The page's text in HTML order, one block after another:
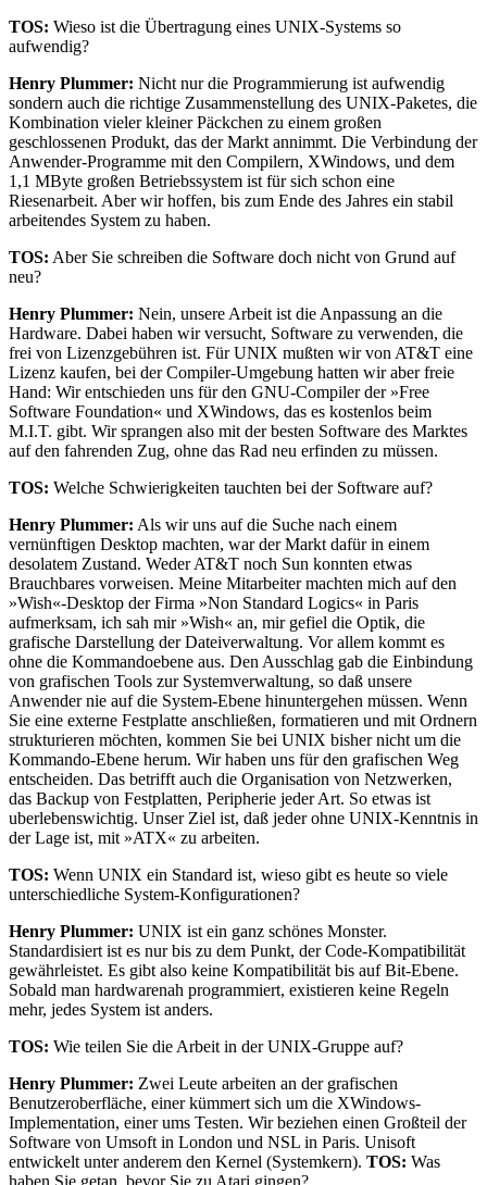
TOS: Wieso ist die Übertragung eines UNIX-Systems so
aufwendig?
Henry Plummer: Nicht nur die Programmierung ist aufwendig
sondern auch die richtige Zusammenstellung des UNIX-Paketes, die
Kombination vieler kleiner Päckchen zu einem großen
geschlossenen Produkt, das der Markt annimmt. Die Verbindung der
Anwender-Programme mit den Compilern, XWindows, und dem
1,1 MByte großen Betriebssystem ist für sich schon eine
Riesenarbeit. Aber wir hoffen, bis zum Ende des Jahres ein stabil
arbeitendes System zu haben.
TOS: Aber Sie schreiben die Software doch nicht von Grund auf
neu?
Henry Plummer: Nein, unsere Arbeit ist die Anpassung an die
Hardware. Dabei haben wir versucht, Software zu verwenden, die
frei von Lizenzgebühren ist. Für UNIX mußten wir von AT&T eine
Lizenz kaufen, bei der Compiler-Umgebung hatten wir aber freie
Hand: Wir entschieden uns für den GNU-Compiler der »Free
Software Foundation« und XWindows, das es kostenlos beim
M.I.T. gibt. Wir sprangen also mit der besten Software des Marktes
auf den fahrenden Zug, ohne das Rad neu erfinden zu müssen.
TOS: Welche Schwierigkeiten tauchten bei der Software auf?
Henry Plummer: Als wir uns auf die Suche nach einem
vernünftigen Desktop machten, war der Markt dafür in einem
desolatem Zustand. Weder AT&T noch Sun konnten etwas
Brauchbares vorweisen. Meine Mitarbeiter machten mich auf den
»Wish«-Desktop der Firma »Non Standard Logics« in Paris
aufmerksam, ich sah mir »Wish« an, mir gefiel die Optik, die
grafische Darstellung der Dateiverwaltung. Vor allem kommt es
ohne die Kommandoebene aus. Den Ausschlag gab die Einbindung
von grafischen Tools zur Systemverwaltung, so daß unsere
Anwender nie auf die System-Ebene hinuntergehen müssen. Wenn
Sie eine externe Festplatte anschließen, formatieren und mit Ordnern
strukturieren möchten, kommen Sie bei UNIX bisher nicht um die
Kommando-Ebene herum. Wir haben uns für den grafischen Weg
entscheiden. Das betrifft auch die Organisation von Netzwerken,
das Backup von Festplatten, Peripherie jeder Art. So etwas ist
uberlebenswichtig. Unser Ziel ist, daß jeder ohne UNIX-Kenntnis in
der Lage ist, mit »ATX« zu arbeiten.
TOS: Wenn UNIX ein Standard ist, wieso gibt es heute so viele
unterschiedliche System-Konfigurationen?
Henry Plummer: UNIX ist ein ganz schönes Monster.
Standardisiert ist es nur bis zu dem Punkt, der Code-Kompatibilität
gewährleistet. Es gibt also keine Kompatibilität bis auf Bit-Ebene.
Sobald man hardwarenah programmiert, existieren keine Regeln
mehr, jedes System ist anders.
TOS: Wie teilen Sie die Arbeit in der UNIX-Gruppe auf?
Henry Plummer: Zwei Leute arbeiten an der grafischen
Benutzeroberfläche, einer kümmert sich um die XWindows-
Implementation, einer ums Testen. Wir beziehen einen Großteil der
Software von Umsoft in London und NSL in Paris. Unisoft
entwickelt unter anderem den Kernel (Systemkern). TOS: Was
haben Sie getan, bevor Sie zu Atari gingen?